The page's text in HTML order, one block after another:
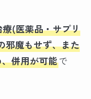
(医薬品・サプリ
邪魔もせず、また
併用が可能で